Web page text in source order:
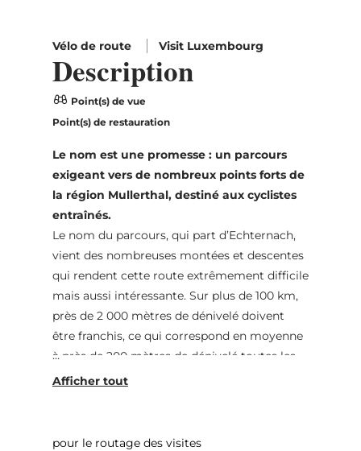
Vélo de route Visit Luxembourg
Description
Point(s) de vue
Point(s) de restauration
Le nom est une promesse : un parcours
exigeant vers de nombreux points forts de
la région Mullerthal, destiné aux cyclistes
entraînés.
Le nom du parcours, qui part d’Echternach,
vient des nombreuses montées et descentes
qui rendent cette route extrêmement difficile
mais aussi intéressante. Sur plus de 100 km,
près de 2 000 mètres de dénivelé doivent
être franchis, ce qui correspond en moyenne
à près de 200 mètres de dénivelé toutes les
10 km. Les montées intenses et compactes
montées plus ou moins difficiles. La montée
pour le routage des visites